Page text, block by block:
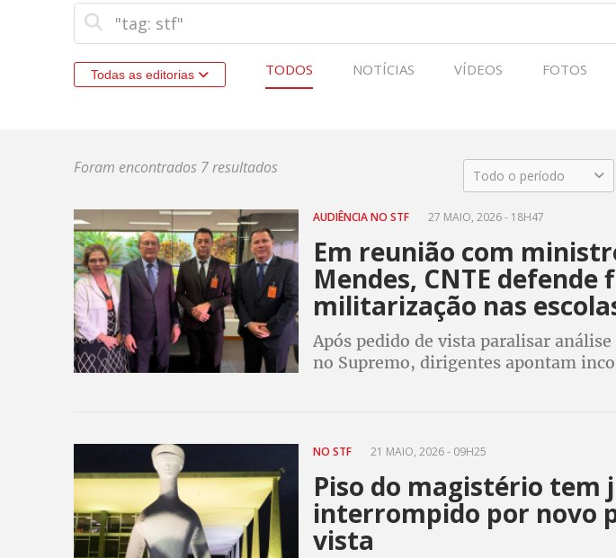
Todas as editorias TODOS NOTÍCIAS VÍDEOS FOTOS
Foram encontrados 7 resultados Todo o período
AUDIÊNCIA NO STF 27 MAIO, 2026 - 18H47
Em reunião com
Mendes, CNTE defende
militarização nas
Após pedido de vista paralisar análise
no Supremo, dirigentes apontam
NO STF 21 MAIO, 2026 - 09H25
Piso do magistério tem
interrompido por novo
vista